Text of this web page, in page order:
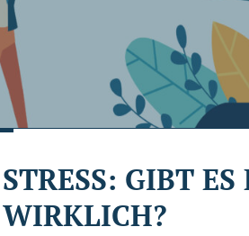
STRESS: GIBT
WIRKLICH?